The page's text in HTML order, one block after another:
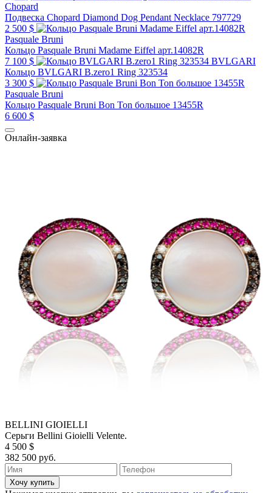
Chopard
Подвеска Chopard Diamond Dog Pendant Necklace 797729
2 500 $
Pasquale Bruni
Кольцо Pasquale Bruni Madame Eiffel арт.14082R
7 100 $
BVLGARI
Кольцо BVLGARI B.zero1 Ring 323534
3 300 $
Pasquale Bruni
Кольцо Pasquale Bruni Bon Ton большое 13455R
6 600 $
Онлайн-заявка
BELLINI GIOIELLI
Серьги Bellini Gioielli Velentе.
4 500 $
382 500 руб.
Хочу купить